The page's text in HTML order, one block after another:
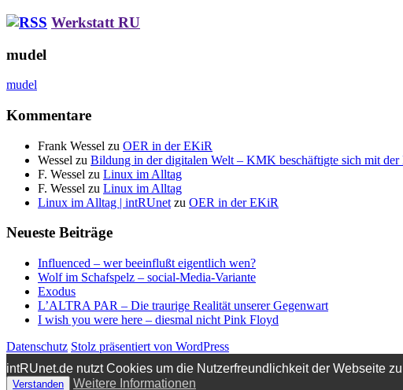
Werkstatt RU
mudel
mudel
Kommentare
Frank Wessel zu OER in der EKiR
Wessel zu Bildung in der digitalen Welt – KMK beschäftigte sich mit
F. Wessel zu Linux im Alltag
F. Wessel zu Linux im Alltag
Linux im Alltag | intRUnet zu OER in der EKiR
Neueste Beiträge
Influenced – wer beeinflußt eigentlich wen?
Wolf im Schafspelz – social-Media-Variante
Exodus
L’ALTRA PAR – Die traurige Realität unserer Gegenwart
I wish you were here – diesmal nicht Pink Floyd
Datenschutz Stolz präsentiert von WordPress
intRUnet.de nutzt Cookies um die Nutzerfreundlichkeit der Webseite
Verstanden Weitere Informationen